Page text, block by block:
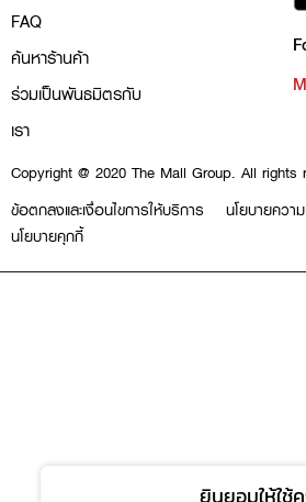
FAQ
ค้นหาร้านค้า
ร่วมเป็นพันธมิตรกับ
เรา
M
Copyright @ 2020 The Mall Group. All rights
ข้อตกลงและเงื่อนไขการให้บริการ
นโยบายควา
นโยบายคุกกี้